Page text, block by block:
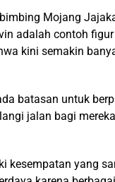
Mojang
adalah contoh
kini semakin
batasan untuk
jalan bagi
kesempatan yang